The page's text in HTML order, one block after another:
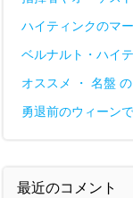
ハイティンクのマ
ベルナルト・ハイ
オススメ ・ 名盤
勇退前のウィーン
最近のコメント